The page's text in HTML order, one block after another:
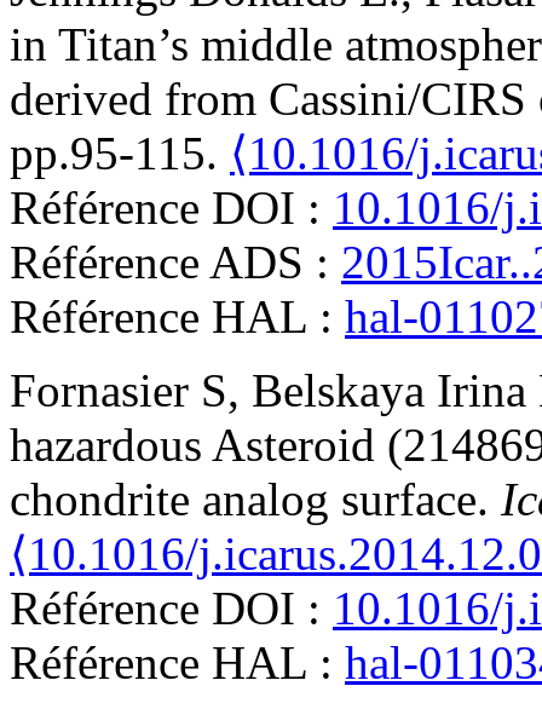
in Titan’s middle
derived from Cassini/CIRS
pp.95-115. ⟨10.1016/
Référence DOI : 10.1016/
Référence ADS :
Référence HAL : hal-
Fornasier S, Belskaya Irina
hazardous Asteroid
chondrite analog surface.
⟨10.1016/
Référence DOI : 10.1016/
Référence HAL : hal-